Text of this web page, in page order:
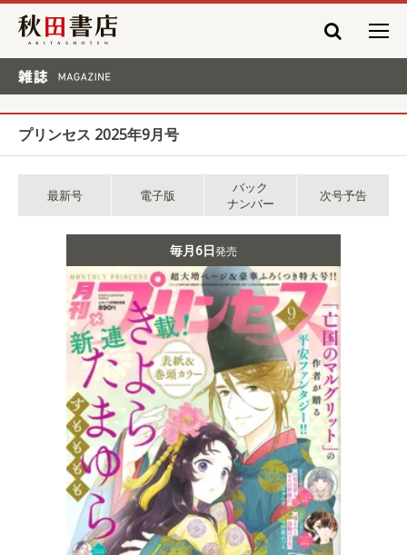
秋田書店
プリンセス 2025年9月号
最新号 電子版
バック
ナンバー
次号予告
毎月6日発売